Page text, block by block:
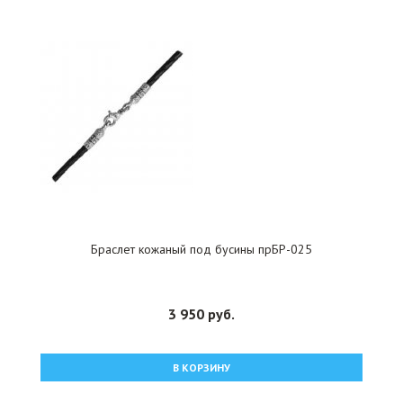
Браслет кожаный под бусины прБР-025
3 950 руб.
В КОРЗИНУ